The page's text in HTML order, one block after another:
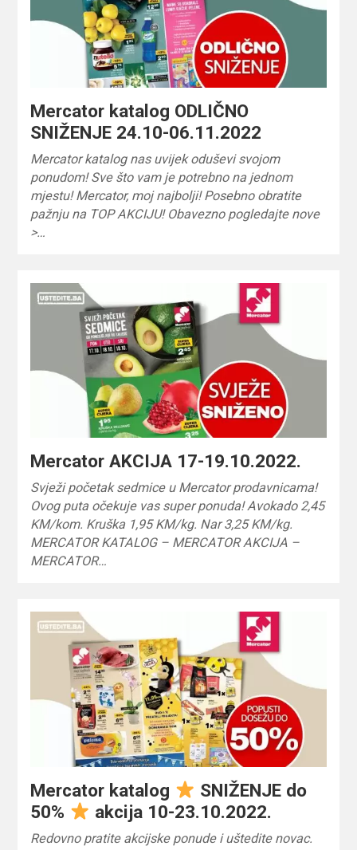
Mercator katalog ODLIČNO
SNIŽENJE 24.10-06.11.2022
Mercator katalog nas uvijek oduševi svojom
ponudom! Sve što vam je potrebno na jednom
mjestu! Mercator, moj najbolji! Posebno obratite
pažnju na TOP AKCIJU! Obavezno pogledajte nove
>…
Mercator AKCIJA 17-19.10.2022.
Svježi početak sedmice u Mercator prodavnicama!
Ovog puta očekuje vas super ponuda! Avokado 2,45
KM/kom. Kruška 1,95 KM/kg. Nar 3,25 KM/kg.
MERCATOR KATALOG – MERCATOR AKCIJA –
MERCATOR…
Mercator katalog
SNIŽENJE do
50%
akcija 10-23.10.2022.
Redovno pratite akcijske ponude i uštedite novac.